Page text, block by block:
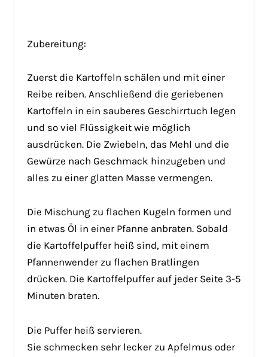
Zubereitung:
Zuerst die Kartoffeln schälen und mit einer
Reibe reiben. Anschließend die geriebenen
Kartoffeln in ein sauberes Geschirrtuch legen
und so viel Flüssigkeit wie möglich
ausdrücken. Die Zwiebeln, das Mehl und die
Gewürze nach Geschmack hinzugeben und
alles zu einer glatten Masse vermengen.
Die Mischung zu flachen Kugeln formen und
in etwas Öl in einer Pfanne anbraten. Sobald
die Kartoffelpuffer heiß sind, mit einem
Pfannenwender zu flachen Bratlingen
drücken. Die Kartoffelpuffer auf jeder Seite 3-5
Minuten braten.
Die Puffer heiß servieren.
Sie schmecken sehr lecker zu Apfelmus oder